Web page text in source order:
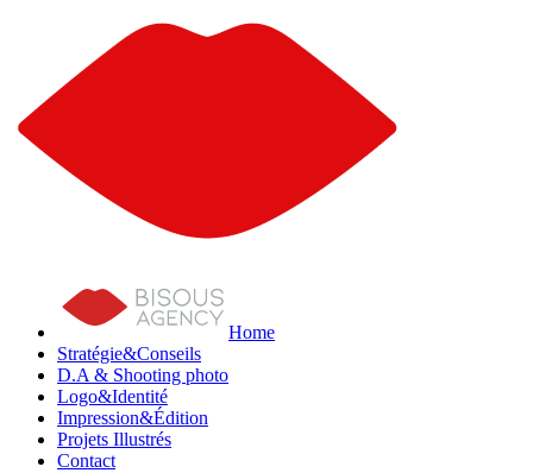
Home
Stratégie&Conseils
D.A & Shooting photo
Logo&Identité
Impression&Édition
Projets Illustrés
Contact